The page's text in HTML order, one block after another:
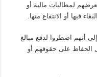
لمطالبات مالية أو
فيها أو الانتفاع منها.
أنهم اضطروا لدفع مبالغ
الحفاظ على حقوقهم أو